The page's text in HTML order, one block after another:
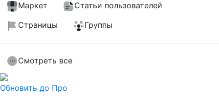
Маркет
Статьи пользователей
Страницы
Группы
Смотреть все
Обновить до Про